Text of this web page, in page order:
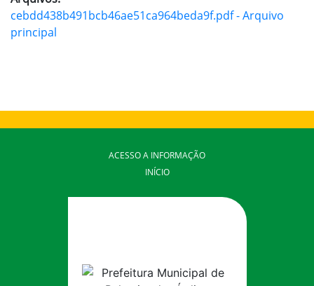
cebdd438b491bcb46ae51ca964beda9f.pdf - Arquivo
principal
ACESSO A INFORMAÇÃO
INÍCIO